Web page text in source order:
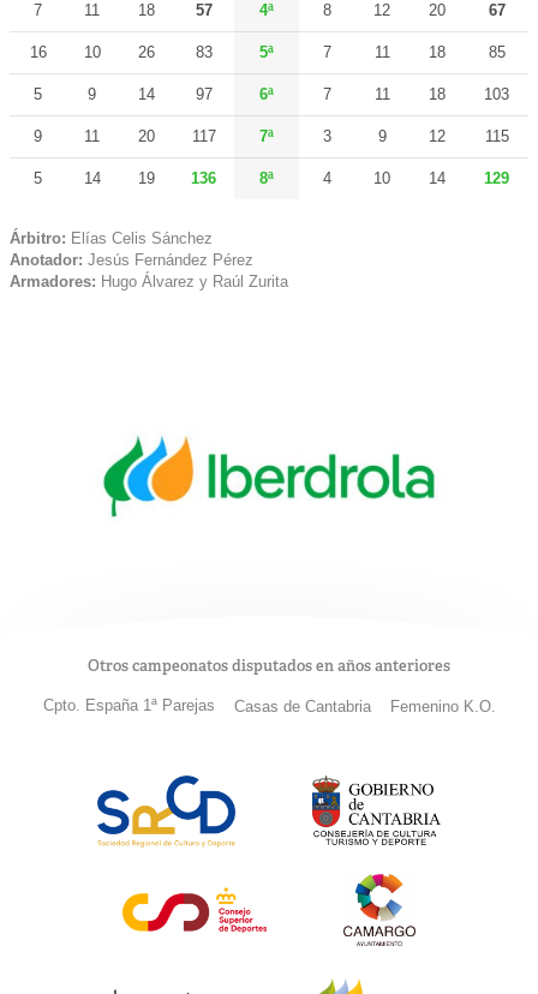
7 11 18 57 4ª 8 12 20 67
16 10 26 83 5ª 7 11 18 85
5 9 14 97 6ª 7 11 18 103
9 11 20 117 7ª 3 9 12 115
5 14 19 136 8ª 4 10 14 129
Árbitro: Elías Celis Sánchez
Anotador: Jesús Fernández Pérez
Armadores: Hugo Álvarez y Raúl Zurita
Otros campeonatos disputados en años anteriores
Cpto. España 1ª Parejas Casas de Cantabria Femenino K.O.